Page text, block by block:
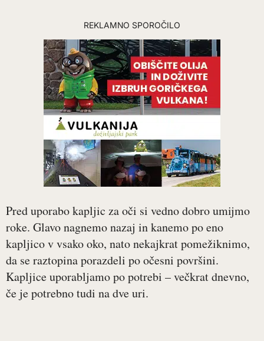
REKLAMNO SPOROČILO
Pred uporabo kapljic za oči si vedno dobro umijmo
roke. Glavo nagnemo nazaj in kanemo po eno
kapljico v vsako oko, nato nekajkrat pomežiknimo,
da se raztopina porazdeli po očesni površini.
Kapljice uporabljamo po potrebi – večkrat dnevno,
če je potrebno tudi na dve uri.